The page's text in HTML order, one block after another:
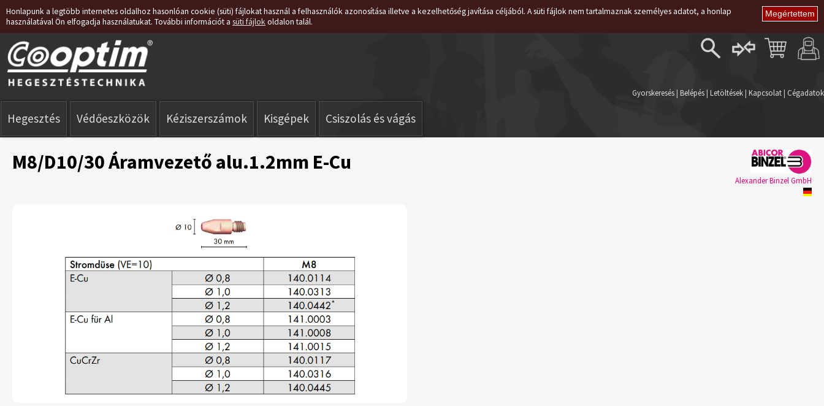
Honlapunk a legtöbb internetes oldalhoz hasonlóan cookie (süti) fájlokat használ a felhasználók azonosítása illetve a kezelhetőség javítása céljából. A süti fájlok nem tartalmaznak személyes adatot, a honlap
használatával Ön elfogadja használatukat. További információt a süti fájlok oldalon talál.
Regisztráció
Gyorskeresés | Belépés | Letöltések | Kapcsolat | Cégadatok
Hegesztés Védőeszközök Kéziszerszámok Kisgépek Csiszolás és vágás
M8/D10/30 Áramvezető alu.1.2mm E-Cu
Alexander Binzel GmbH